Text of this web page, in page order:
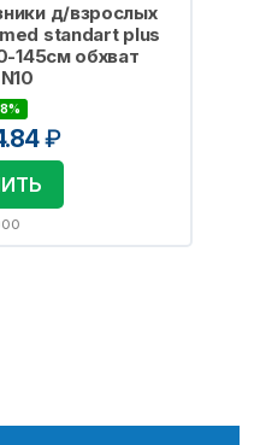
д/взрослых
standart plus
145см обхват
₽